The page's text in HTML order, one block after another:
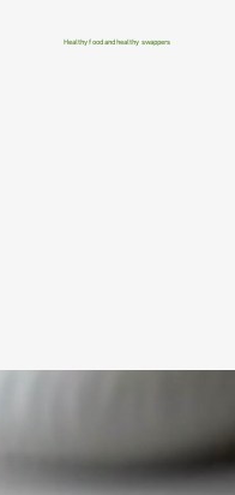
Healthy food and healthy swappers